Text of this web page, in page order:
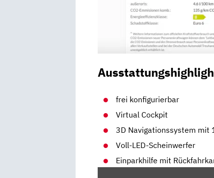
frei konfigurierbar
Virtual Cockpit
3D Navigationssystem mit
Voll-LED-Scheinwerfer
Einparkhilfe mit